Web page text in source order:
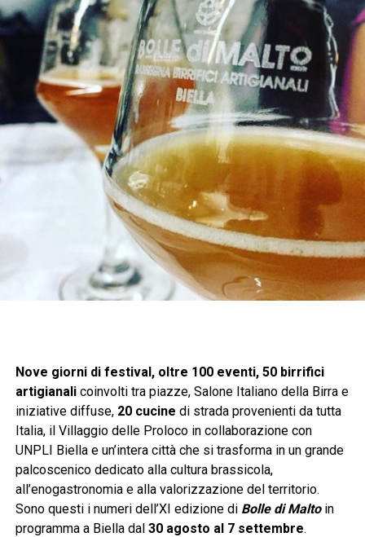
Nove giorni di festival, oltre 100 eventi, 50 birrifici
artigianalicoinvolti tra piazze, Salone Italiano della Birra e
iniziative diffuse,20 cucine di strada provenienti da tutta
Italia, il Villaggio delle Proloco in collaborazione con
UNPLI Biella e un’intera città che si trasforma in un grande
palcoscenico dedicato alla cultura brassicola,
all’enogastronomia e alla valorizzazione del territorio.
Sono questi i numeri dell’XI edizione di Bolle di Maltoin
programma a Biella dal 30 agosto al 7 settembre.